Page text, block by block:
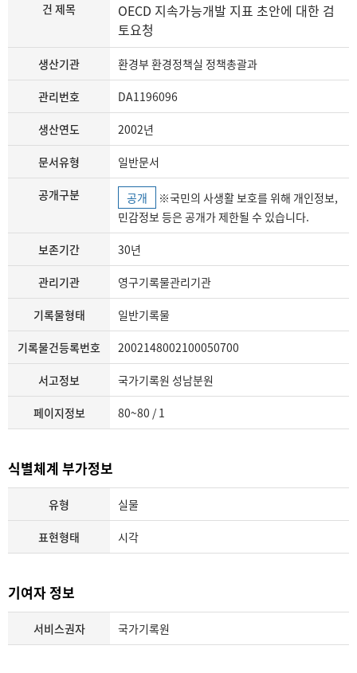
건 제목
OECD 지속가능개발 지표 초안에 대한 검
토요청
생산기관 환경부 환경정책실 정책총괄과
관리번호 DA1196096
생산연도 2002년
문서유형 일반문서
공개구분 공개
민감정보 등은 공개가 제한될 수 있습니다.
보존기간 30년
관리기관 영구기록물관리기관
기록물형태 일반기록물
기록물건등록번호 2002148002100050700
서고정보 국가기록원 성남분원
페이지정보 80~80 / 1
식별체계 부가정보
유형 실물
표현형태 시각
기여자 정보
서비스권자 국가기록원